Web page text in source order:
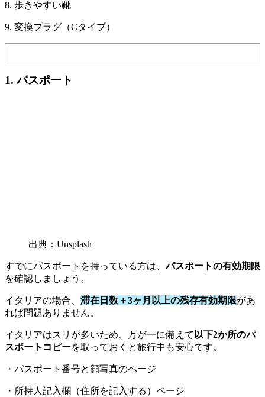
8. 歩きやすい靴
9. 変換プラグ（Cタイプ）
1. パスポート
出典：Unsplash
すでにパスポートを持っている方は、パスポートの有効期限
を確認しましょう。
イタリアの場合、 滞在日数＋3ヶ月以上の残存有効期限があ
れば問題ありません。
イタリアはスリが多いため、万が一に備えて 以下2か所のパ
スポートコピーを取っておくと旅行中も安心です。
・パスポート番号と顔写真のページ
・所持人記入欄（住所を記入する）ページ